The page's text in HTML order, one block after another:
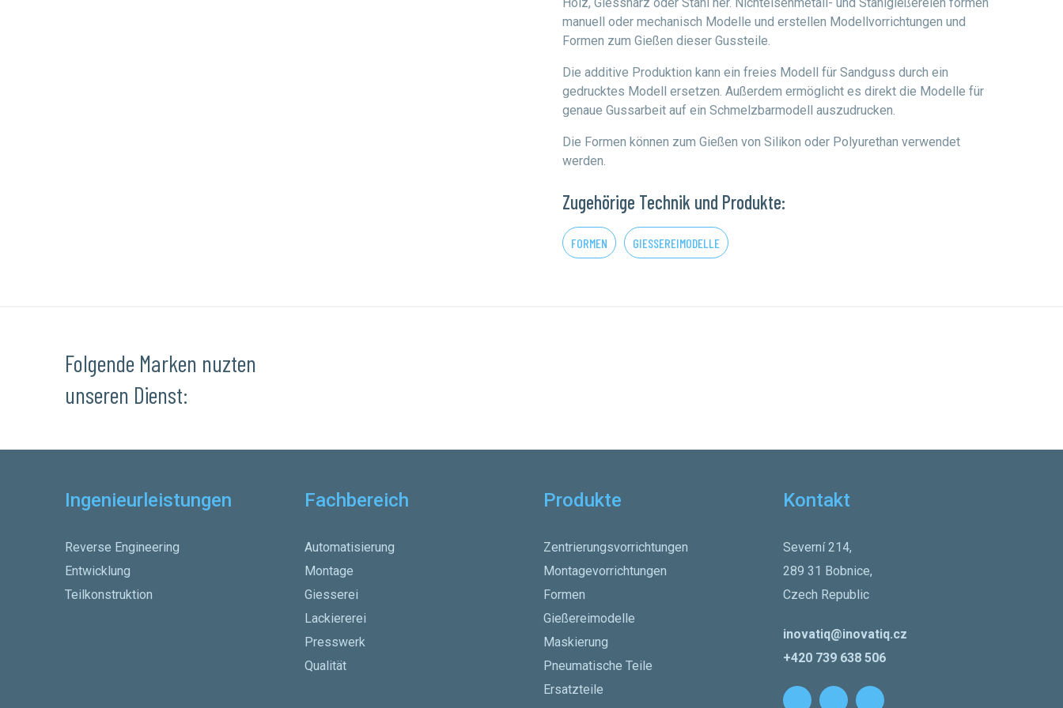
manuell oder mechanisch Modelle und erstellen Modellvorrichtungen und
Formen zum Gießen dieser Gussteile.
Die additive Produktion kann ein freies Modell für Sandguss durch ein
gedrucktes Modell ersetzen. Außerdem ermöglicht es direkt die Modelle für
genaue Gussarbeit auf ein Schmelzbarmodell auszudrucken.
Die Formen können zum Gießen von Silikon oder Polyurethan verwendet
werden.
Zugehörige Technik und Produkte:
FORMEN GIESSEREIMODELLE
Folgende Marken nuzten
unseren Dienst:
Ingenieurleistungen
Reverse Engineering
Entwicklung
Teilkonstruktion
Fachbereich
Automatisierung
Montage
Giesserei
Lackiererei
Presswerk
Qualität
Produkte
Zentrierungsvorrichtungen
Montagevorrichtungen
Formen
Gießereimodelle
Maskierung
Pneumatische Teile
Ersatzteile
Kontakt
Severní 214,
289 31 Bobnice,
Czech Republic
inovatiq@inovatiq.cz
+420 739 638 506